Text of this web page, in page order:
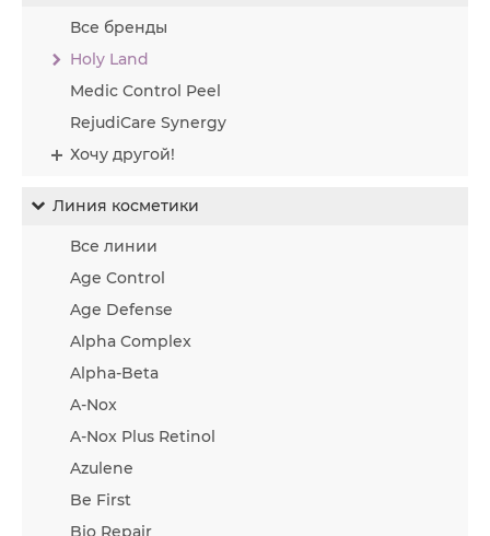
Все бренды
Holy Land
Medic Control Peel
RejudiCare Synergy
Хочу другой!
Линия косметики
Все линии
Age Control
Age Defense
Alpha Complex
Alpha-Beta
A-Nox
A-Nox Plus Retinol
Azulene
Be First
Bio Repair